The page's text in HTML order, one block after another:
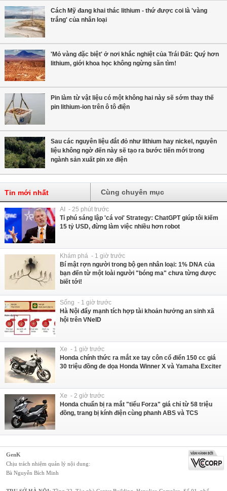
Cách Mỹ đang khai thác lithium - thứ được coi là 'vàng
trắng' của nhân loại
'Mỏ vàng đặc biệt' ở nơi khắc nghiệt của Trái Đất: Quý hơn
lithium, giới khoa học không ngừng săn tìm!
Pin làm từ vật liệu có một không hai này sẽ sớm thay thế
pin lithium-ion trên ô tô điện
Sau các nguyên liệu đắt đỏ như lithium hay nickel, nguyên
liệu không ngờ đến này sẽ tạo ra bước tiến mới trong
ngành sản xuất pin xe điện
Tin mới nhất Cùng chuyên mục
AI - 25 phút trước
Tỉ phú sáng lập 'cá voi' Strategy: ChatGPT giúp tôi kiếm
15 tỷ USD, đừng làm việc nhiều hơn robot
Khám phá - 1 giờ trước
Bí mật rợn người trong bộ gen nhân loại: 1% DNA của
bạn đến từ một loài người "bóng ma" chưa từng được
biết tới!
Sống - 1 giờ trước
Hà Nội đẩy mạnh tích hợp tài khoản hưởng an sinh xã
hội trên VNeID
Xe - 1 giờ trước
Honda chính thức ra mắt xe tay côn cổ điển 150 cc giá
30 triệu đồng đe dọa Honda Winner X và Yamaha Exciter
Xe - 2 giờ trước
Honda chuẩn bị ra mắt "tiểu Forza" giá chỉ từ 58 triệu
đồng, trang bị kính điện cùng phanh ABS và TCS
GenK
Chịu trách nhiệm quản lý nội dung:
Bà Nguyễn Bích Minh